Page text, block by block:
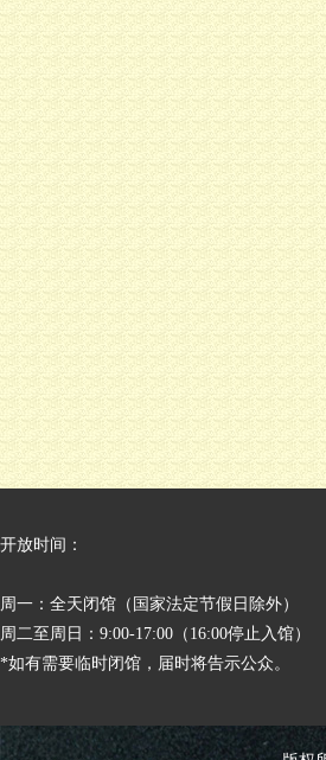
开放时间：
周一：全天闭馆（国家法定节假日除外）
周二至周日：9:00-17:00（16:00停止入馆）
*如有需要临时闭馆，届时将告示公众。